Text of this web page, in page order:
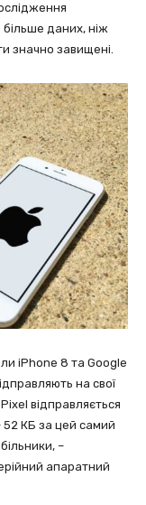
даних, ніж
значно завищені.
iPhone 8 та Google
на свої
відправляється
52 КБ за цей самий
–
апаратний